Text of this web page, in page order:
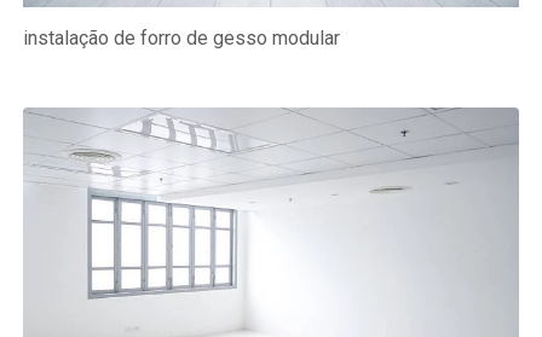
instalação de forro de gesso modular